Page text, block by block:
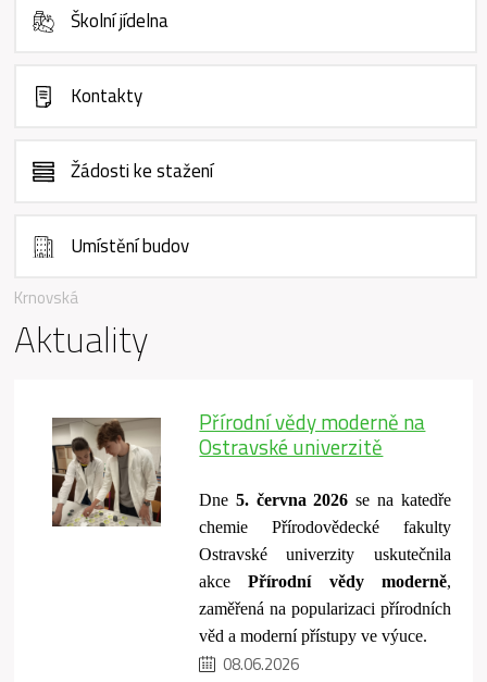
Krnovská
Aktuality
Přírodní vědy moderně na
Ostravské univerzitě
Dne5. června 2026 se na katedře
chemie Přírodovědecké fakulty
Ostravské univerzity uskutečnila
akcePřírodní vědy moderně,
zaměřená na popularizaci přírodních
věd a moderní přístupy ve výuce.
08.06.2026
Školní jídelna
Kontakty
Žádosti ke stažení
Umístění budov